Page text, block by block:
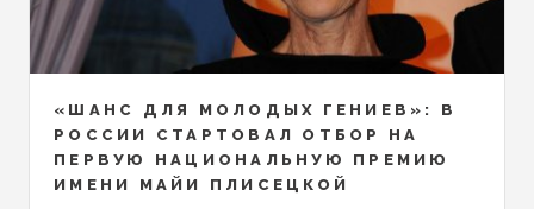
«ШАНС ДЛЯ МОЛОДЫХ ГЕНИЕВ»: В
РОССИИ СТАРТОВАЛ ОТБОР НА
ПЕРВУЮ НАЦИОНАЛЬНУЮ ПРЕМИЮ
ИМЕНИ МАЙИ ПЛИСЕЦКОЙ